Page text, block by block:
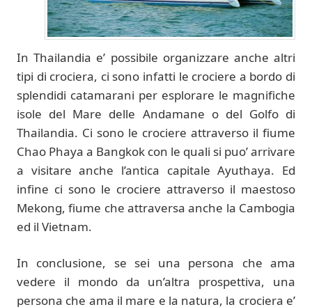
In Thailandia e’ possibile organizzare anche altri
tipi di crociera, ci sono infatti le crociere a bordo di
splendidi catamarani per esplorare le magnifiche
isole del Mare delle Andamane o del Golfo di
Thailandia. Ci sono le crociere attraverso il fiume
Chao Phaya a Bangkok con le quali si puo’ arrivare
a visitare anche l’antica capitale Ayuthaya. Ed
infine ci sono le crociere attraverso il maestoso
Mekong, fiume che attraversa anche la Cambogia
ed il Vietnam.
In conclusione, se sei una persona che ama
vedere il mondo da un’altra prospettiva, una
persona che ama il mare e la natura, la crociera e’